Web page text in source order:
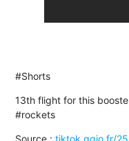
#Shorts
13th flight for this
#rockets
Source :tiktok.ggio.fr/